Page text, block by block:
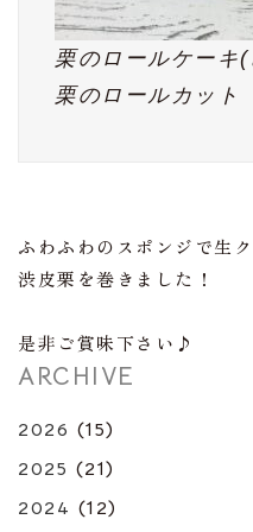
栗のロールケー
栗のロールカッ
ふわふわのスポンジで生
渋皮栗を巻きました！
是非ご賞味下さい♪
ARCHIVE
2026 (15)
2025 (21)
2024 (12)